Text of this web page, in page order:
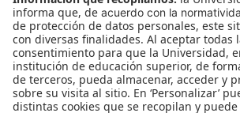
POLÍTICAS DE TRATAMIENTOS DE DATOS
TÉRMINOS Y CONDICIONES